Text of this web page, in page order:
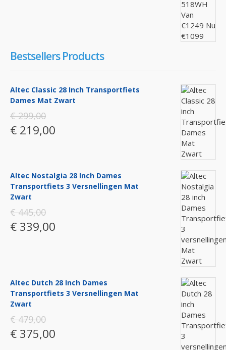
Bestsellers Products
Altec Classic 28 Inch Transportfiets
Dames Mat Zwart
€ 299,00
€ 219,00
Altec Nostalgia 28 Inch Dames
Transportfiets 3 Versnellingen Mat
Zwart
€ 445,00
€ 339,00
Altec Dutch 28 Inch Dames
Transportfiets 3 Versnellingen Mat
Zwart
€ 479,00
€ 375,00